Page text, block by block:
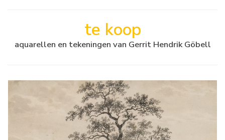
te koop
aquarellen en tekeningen van Gerrit Hendrik Göbell